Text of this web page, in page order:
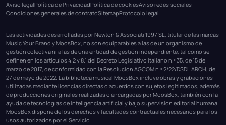
Aviso legalPolítica de PrivacidadPolítica de cookiesAviso redes sociales
Condiciones generales de contratoSitemapProtocolo legal
Las actividades desarrolladas por Newton & Associati 1997 SL, titular de las marcas
Music Your Brand y MoosBox, no son equiparables a las de un organismo de
gestión colectiva ni a las de una entidad de gestión independiente, tal como se
definen en los artículos 4.2 y 8.1 del Decreto Legislativo italiano n.º 35, de 15 de
marzo de 2017, de conformidad con la Resolución AGCOM n.º 2/22/DSDI-ARCH, de
27 de mayo de 2022. La biblioteca musical MoosBox incluye obras y grabaciones
utilizadas mediante licencias directas o acuerdos con sujetos legitimados, además
de producciones originales realizadas o encargadas por MoosBox, también con la
ayuda de tecnologías de inteligencia artificial y bajo supervisión editorial humana.
MoosBox dispone de los derechos y facultades contractuales necesarios para los
usos autorizados por el Servicio.